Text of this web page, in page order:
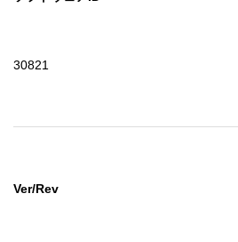
30821
Ver/Rev